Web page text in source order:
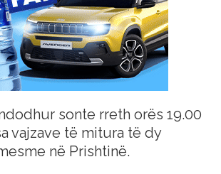
sonte rreth orës 19.00
vajzave të mitura të dy
në Prishtinë.